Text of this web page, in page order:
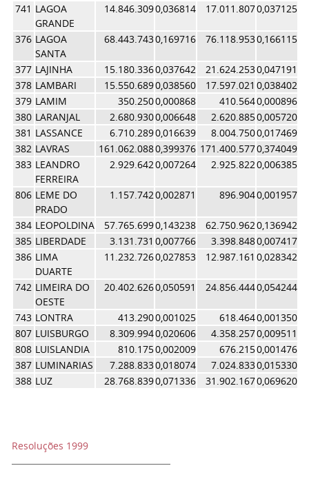
741 LAGOA
GRANDE
14.846.3090,036814 17.011.8070,037125
376 LAGOA
SANTA
68.443.7430,169716 76.118.9530,166115
377 LAJINHA 15.180.3360,037642 21.624.2530,047191
378 LAMBARI 15.550.6890,038560 17.597.021 0,038402
379 LAMIM 350.2500,000868 410.5640,000896
380 LARANJAL 2.680.9300,006648 2.620.8850,005720
381 LASSANCE 6.710.2890,016639 8.004.7500,017469
382 LAVRAS 161.062.0880,399376 171.400.5770,374049
383 LEANDRO
FERREIRA
2.929.6420,007264 2.925.8220,006385
806 LEME DO
PRADO
1.157.7420,002871 896.9040,001957
384 LEOPOLDINA 57.765.6990,143238 62.750.9620,136942
385 LIBERDADE 3.131.731 0,007766 3.398.8480,007417
386 LIMA
DUARTE
11.232.7260,027853 12.987.161 0,028342
742 LIMEIRA DO
OESTE
20.402.6260,050591 24.856.4440,054244
743 LONTRA 413.2900,001025 618.4640,001350
807 LUISBURGO 8.309.9940,020606 4.358.2570,009511
808 LUISLANDIA 810.1750,002009 676.2150,001476
387 LUMINARIAS 7.288.8330,018074 7.024.8330,015330
388 LUZ 28.768.8390,071336 31.902.1670,069620
Resoluções 1999